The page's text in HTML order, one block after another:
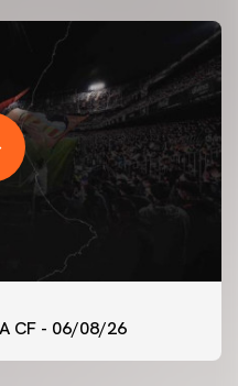
CF - 06/08/26
CF 6/8/2026